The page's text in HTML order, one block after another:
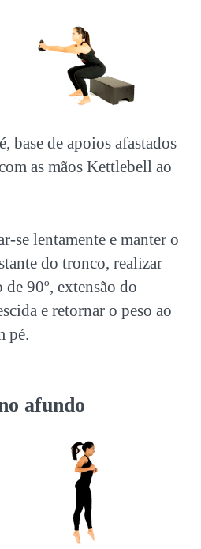
base de apoios afastados
as mãos Kettlebell ao
se lentamente e manter o
do tronco, realizar
90º, extensão do
e retornar o peso ao
pé.
afundo